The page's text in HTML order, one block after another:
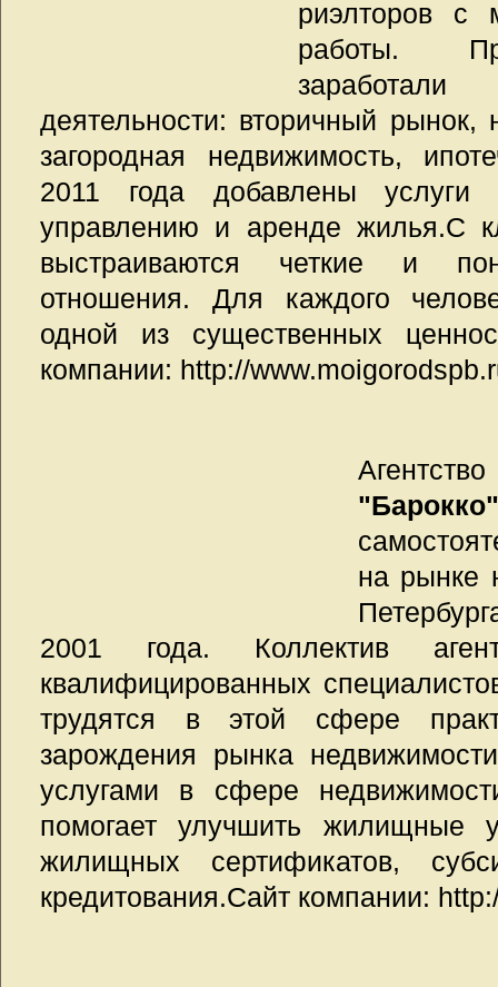
риэлторов с
работы.
деятельности: вторичный рынок,
загородная недвижимость,
2011 года добавлены услуги
управлению и аренде жилья.С
выстраиваются четкие и
отношения. Для каждого
одной из существенных
компании: http://
"Барокко"
на рынке
2001 года. Коллектив
квалифицированных
трудятся в этой сфере
зарождения рынка
услугами в сфере
помогает улучшить жилищные
жилищных сертификатов,
кредитования.Сайт компании: